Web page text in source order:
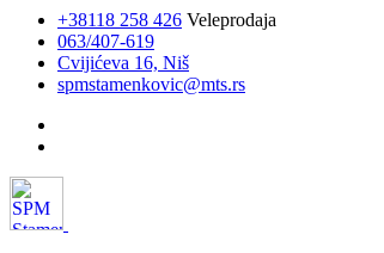
+38118 258 426 Veleprodaja
063/407-619
Cvijićeva 16, Niš
spmstamenkovic@mts.rs